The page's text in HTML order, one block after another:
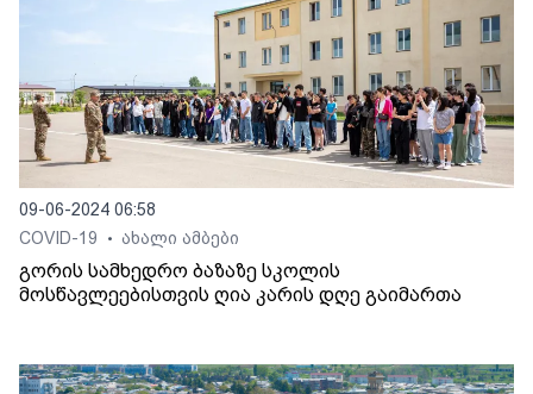
09-06-2024 06:58
COVID-19
• ახალი ამბები
გორის სამხედრო ბაზაზე სკოლის
მოსწავლეებისთვის ღია კარის დღე გაიმართა